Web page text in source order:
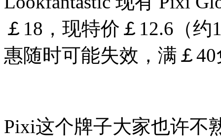
￡18，现特价￡12.6（
惠随时可能失效，满￡
Pixi这个牌子大家也许不